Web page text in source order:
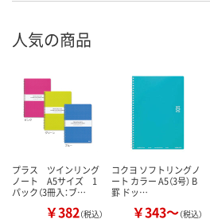
人気の商品
プラス ツインリング
ノート A5サイズ 1
パック（3冊入：ブ…
￥382（税込）
コクヨ ソフトリングノ
ート カラー A5（3号） B
罫 ドッ…
￥343～（税込）